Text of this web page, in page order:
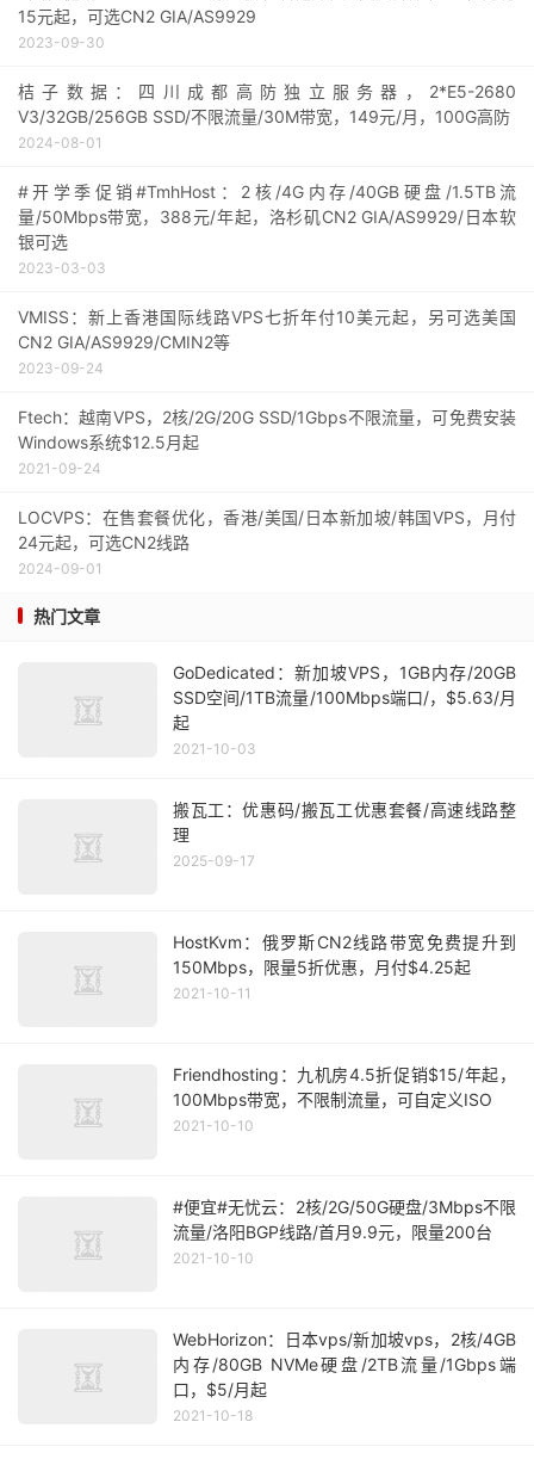
15元起，可选CN2 GIA/AS9929
2023-09-30
桔子数据：四川成都高防独立服务器，2*E5-2680
V3/32GB/256GB SSD/不限流量/30M带宽，149元/月，100G高防
2024-08-01
#开学季促销#TmhHost：2核/4G内存/40GB硬盘/1.5TB流
量/50Mbps带宽，388元/年起，洛杉矶CN2 GIA/AS9929/日本软
银可选
2023-03-03
VMISS：新上香港国际线路VPS七折年付10美元起，另可选美国
CN2 GIA/AS9929/CMIN2等
2023-09-24
Ftech：越南VPS，2核/2G/20G SSD/1Gbps不限流量，可免费安装
Windows系统$12.5月起
2021-09-24
LOCVPS：在售套餐优化，香港/美国/日本新加坡/韩国VPS，月付
24元起，可选CN2线路
2024-09-01
热门文章
GoDedicated：新加坡VPS，1GB内存/20GB
SSD空间/1TB流量/100Mbps端口/，$5.63/月
起
2021-10-03
搬瓦工：优惠码/搬瓦工优惠套餐/高速线路整
理
2025-09-17
HostKvm：俄罗斯CN2线路带宽免费提升到
150Mbps，限量5折优惠，月付$4.25起
2021-10-11
Friendhosting：九机房4.5折促销$15/年起，
100Mbps带宽，不限制流量，可自定义ISO
2021-10-10
#便宜#无忧云：2核/2G/50G硬盘/3Mbps不限
流量/洛阳BGP线路/首月9.9元，限量200台
2021-10-10
WebHorizon：日本vps/新加坡vps，2核/4GB
内存/80GB NVMe硬盘/2TB流量/1Gbps端
口，$5/月起
2021-10-18